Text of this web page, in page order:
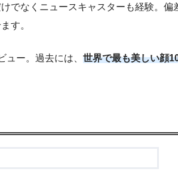
でなくニュースキャスターも経験。偏
す。
ー。過去には、 世界で最も美しい顔